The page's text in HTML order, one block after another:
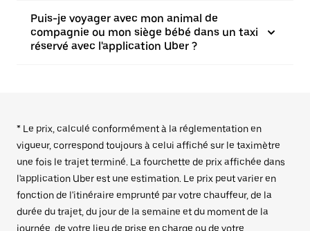
Puis-je voyager avec mon animal de
compagnie ou mon siège bébé dans un taxi
réservé avec l'application Uber ?
* Le prix, calculé conformément à la réglementation en
vigueur, correspond toujours à celui affiché sur le taximètre
une fois le trajet terminé. La fourchette de prix affichée dans
l'application Uber est une estimation. Le prix peut varier en
fonction de l'itinéraire emprunté par votre chauffeur, de la
durée du trajet, du jour de la semaine et du moment de la
journée, de votre lieu de prise en charge ou de votre